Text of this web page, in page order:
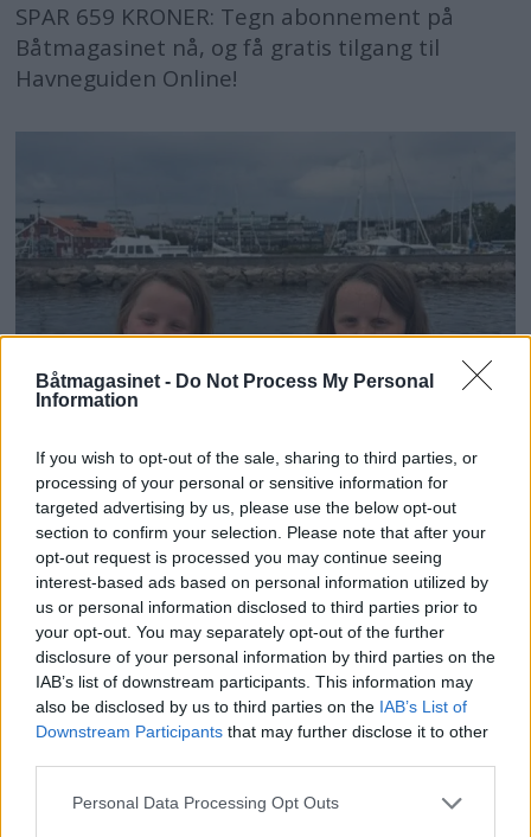
Båtmagasinet - Do Not Process My Personal
Information
If you wish to opt-out of the sale, sharing to third parties, or
processing of your personal or sensitive information for
targeted advertising by us, please use the below opt-out
section to confirm your selection. Please note that after your
opt-out request is processed you may continue seeing
interest-based ads based on personal information utilized by
us or personal information disclosed to third parties prior to
your opt-out. You may separately opt-out of the further
disclosure of your personal information by third parties on the
IAB’s list of downstream participants. This information may
also be disclosed by us to third parties on the IAB’s List of
Downstream Participants that may further disclose it to other
Personal Data Processing Opt Outs
SPAR 659 KRONER: Tegn abonnement på
Båtmagasinet nå, og få gratis tilgang til
Havneguiden Online!
Fra arendal til
Kristiansand
PLUS